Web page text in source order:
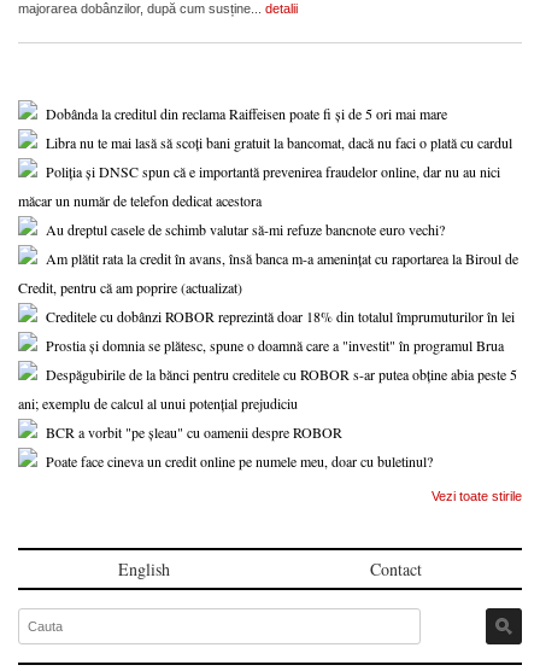
majorarea dobânzilor, după cum susține... detalii
Dobânda la creditul din reclama Raiffeisen poate fi și de 5 ori mai mare
Libra nu te mai lasă să scoți bani gratuit la bancomat, dacă nu faci o plată cu cardul
Poliția și DNSC spun că e importantă prevenirea fraudelor online, dar nu au nici
măcar un număr de telefon dedicat acestora
Au dreptul casele de schimb valutar să-mi refuze bancnote euro vechi?
Am plătit rata la credit în avans, însă banca m-a amenințat cu raportarea la Biroul de
Credit, pentru că am poprire (actualizat)
Creditele cu dobânzi ROBOR reprezintă doar 18% din totalul împrumuturilor în lei
Prostia și domnia se plătesc, spune o doamnă care a "investit" în programul Brua
Despăgubirile de la bănci pentru creditele cu ROBOR s-ar putea obține abia peste 5
ani; exemplu de calcul al unui potențial prejudiciu
BCR a vorbit "pe șleau" cu oamenii despre ROBOR
Poate face cineva un credit online pe numele meu, doar cu buletinul?
Vezi toate stirile
English Contact